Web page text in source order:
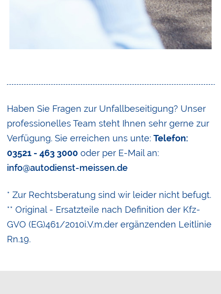
Haben Sie Fragen zur Unfallbeseitigung? Unser
professionelles Team steht Ihnen sehr gerne zur
Verfügung. Sie erreichen uns unte:Telefon:
03521 - 463 3000 oder per E-Mail an:
info@autodienst-meissen.de
* Zur Rechtsberatung sind wir leider nicht befugt.
** Original - Ersatzteile nach Definition der Kfz-
GVO (EG)461/2010i.V.m.der ergänzenden Leitlinie
Rn.19.